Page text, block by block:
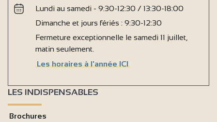
Lundi au samedi - 9:30-12:30 / 13:30-18:00
Dimanche et jours fériés : 9:30-12:30
Fermeture exceptionnelle le samedi 11 juillet,
matin seulement.
Les horaires à l'année ICI
LES INDISPENSABLES
Brochures